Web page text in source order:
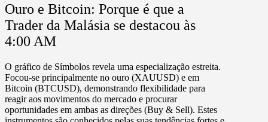
Ouro e Bitcoin: Porque é que a
Trader da Malásia se destacou às
4:00 AM
O gráfico de Símbolos revela uma especialização estreita.
Focou-se principalmente no ouro (XAUUSD) e em
Bitcoin (BTCUSD), demonstrando flexibilidade para
reagir aos movimentos do mercado e procurar
oportunidades em ambas as direções (Buy & Sell). Estes